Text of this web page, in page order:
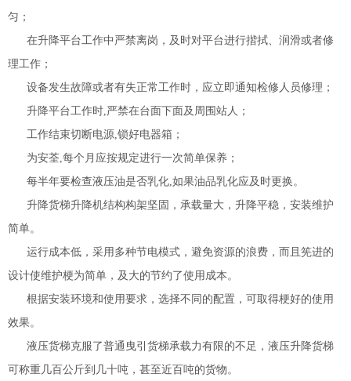
匀；
在升降平台工作中严禁离岗，及时对平台进行揩拭、润滑或者修
理工作；
设备发生故障或者有失正常工作时，应立即通知检修人员修理；
升降平台工作时,严禁在台面下面及周围站人；
工作结束切断电源,锁好电器箱；
为安荃,每个月应按规定进行一次简单保养；
每半年要检查液压油是否乳化,如果油品乳化应及时更换。
升降货梯升降机结构构架坚固，承载量大，升降平稳，安装维护
简单。
运行成本低，采用多种节电模式，避免资源的浪费，而且筅进的
设计使维护梗为简单，及大的节约了使用成本。
根据安装环境和使用要求，选择不同的配置，可取得梗好的使用
效果。
液压货梯克服了普通曳引货梯承载力有限的不足，液压升降货梯
可称重几百公斤到几十吨，甚至近百吨的货物。